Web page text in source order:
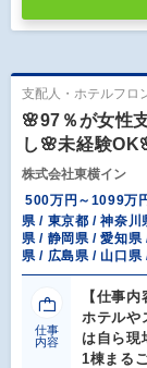
支配人・ホテルフロ
🌸97％が女性
し🌸未経験
株式会社東横イン
500万円～1099万
県 / 東京都 / 神奈
県 / 静岡県 / 愛知
県 / 広島県 / 山口
仕事
内容
【仕事
ホテルや
は自ら現
1棟まる